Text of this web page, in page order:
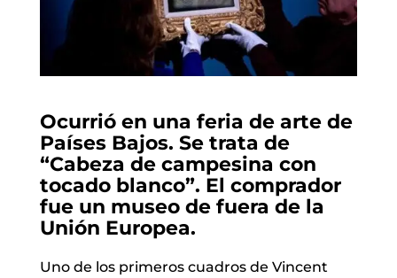
Ocurrió en una feria de arte de
Países Bajos. Se trata de
“Cabeza de campesina con
tocado blanco”. El comprador
fue un museo de fuera de la
Unión Europea.
Uno de los primeros cuadros de Vincent